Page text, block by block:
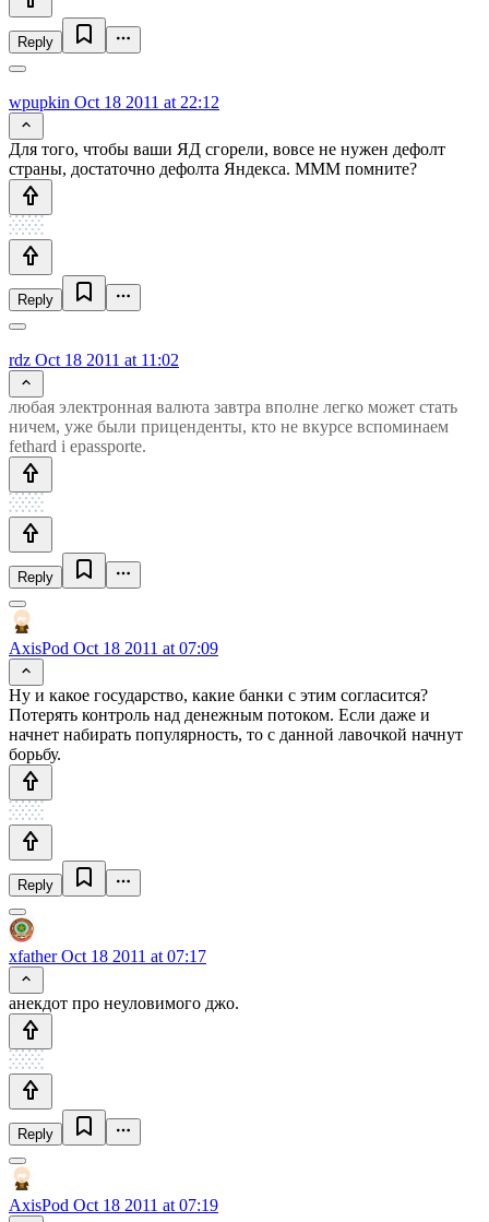
Reply
wpupkin Oct 18 2011 at 22:12
Для того, чтобы ваши ЯД сгорели, вовсе не нужен дефолт
страны, достаточно дефолта Яндекса. МММ помните?
Reply
rdz Oct 18 2011 at 11:02
любая электронная валюта завтра вполне легко может стать
ничем, уже были приценденты, кто не вкурсе вспоминаем
fethard i epassporte.
Reply
AxisPod Oct 18 2011 at 07:09
Ну и какое государство, какие банки с этим согласится?
Потерять контроль над денежным потоком. Если даже и
начнет набирать популярность, то с данной лавочкой начнут
борьбу.
Reply
xfatherOct 18 2011 at 07:17
анекдот про неуловимого джо.
Reply
AxisPod Oct 18 2011 at 07:19